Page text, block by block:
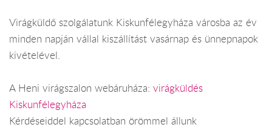
Virágküldő szolgálatunk Kiskunfélegyháza városba az év
minden napján vállal kiszállítást vasárnap és ünnepnapok
kivételével.
A Heni virágszalon webáruháza: virágküldés
Kiskunfélegyháza
Kérdéseiddel kapcsolatban örömmel állunk